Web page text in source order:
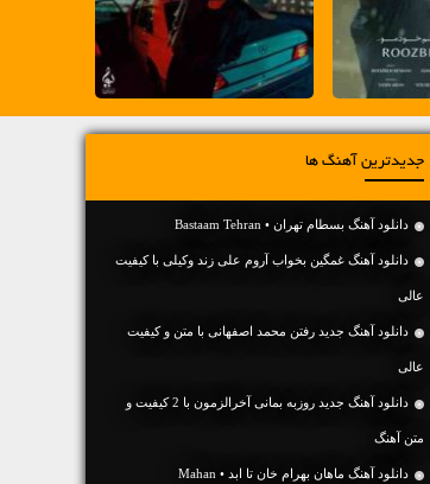
جدیدترین آهنگ ها
دانلود آهنگ بسطام تهران • Bastaam Tehran
دانلود آهنگ غمگین بخواب آروم علی زند وکیلی با کیفیت
عالی
دانلود آهنگ جديد رفتن محمد اصفهانی با متن و کیفیت
عالی
دانلود آهنگ جديد روزبه بمانی آخرالزمون با 2 کیفیت و
متن آهنگ
دانلود آهنگ ماهان بهرام خان تا ابد • Mahan